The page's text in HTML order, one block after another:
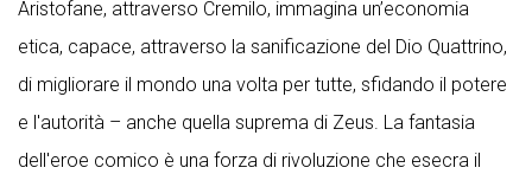
Aristofane, attraverso Cremilo, immagina un’economia
etica, capace, attraverso la sanificazione del Dio Quattrino,
di migliorare il mondo una volta per tutte, sfidando il potere
e l'autorità – anche quella suprema di Zeus. La fantasia
dell'eroe comico è una forza di rivoluzione che esecra il